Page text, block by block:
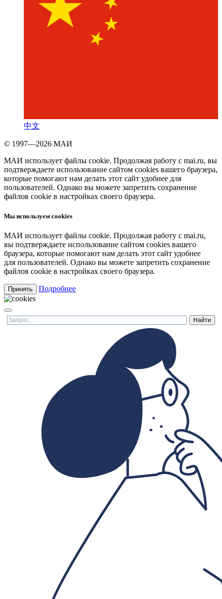
中文
© 1997—2026 МАИ
МАИ использует файлы cookie. Продолжая работу с mai.ru, вы
подтверждаете использование сайтом cookies вашего браузера,
которые помогают нам делать этот сайт удобнее для
пользователей. Однако вы можете запретить сохранение
файлов cookie в настройках своего браузера.
Мы используем cookies
МАИ использует файлы cookie. Продолжая работу с mai.ru,
вы подтверждаете использование сайтом cookies вашего
браузера, которые помогают нам делать этот сайт удобнее
для пользователей. Однако вы можете запретить сохранение
файлов cookie в настройках своего браузера.
Принять Подробнее